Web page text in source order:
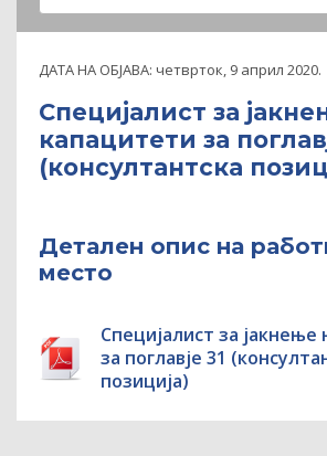
ДАТА НА ОБЈАВА: четврток, 9 април 2020.
Специјалист за
капацитети за
(консултантскa
Детален опис на
место
Специјалист за јакнење
за поглавје 31
позициja)